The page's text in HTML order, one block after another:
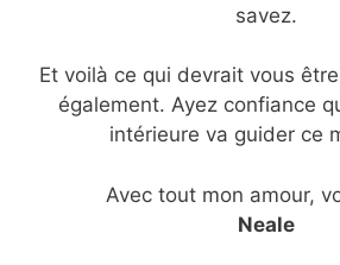
savez.
Et voilà ce qui devrait vous
également. Ayez confiance
intérieure va guider ce
Avec tout mon amour,
Neale